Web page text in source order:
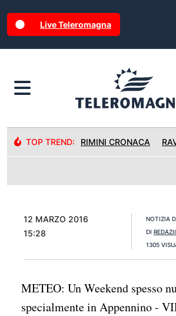
Live Teleromagna
TOP TREND: RIMINI CRONACA
12 MARZO 2016
15:28
NOTIZIA
DI
1305
METEO: Un Weekend spesso
specialmente in Appennino -